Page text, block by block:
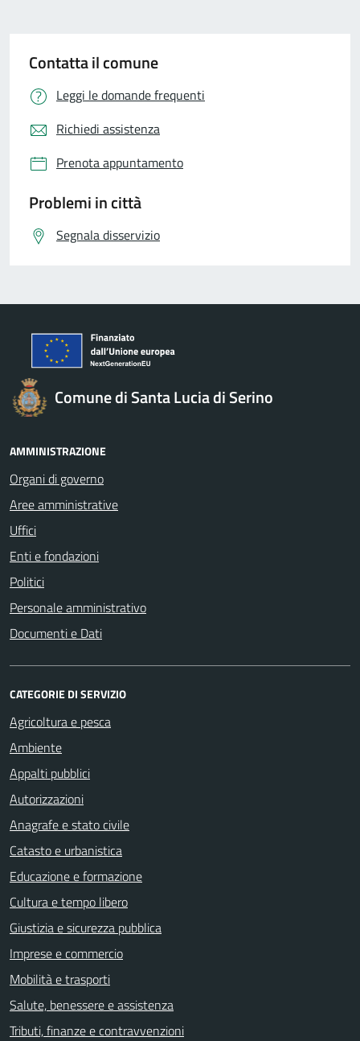
Contatta il comune
Leggi le domande frequenti
Richiedi assistenza
Prenota appuntamento
Problemi in città
Segnala disservizio
Comune di Santa Lucia di Serino
AMMINISTRAZIONE
Organi di governo
Aree amministrative
Uffici
Enti e fondazioni
Politici
Personale amministrativo
Documenti e Dati
CATEGORIE DI SERVIZIO
Agricoltura e pesca
Ambiente
Appalti pubblici
Autorizzazioni
Anagrafe e stato civile
Catasto e urbanistica
Educazione e formazione
Cultura e tempo libero
Giustizia e sicurezza pubblica
Imprese e commercio
Mobilità e trasporti
Salute, benessere e assistenza
Tributi, finanze e contravvenzioni